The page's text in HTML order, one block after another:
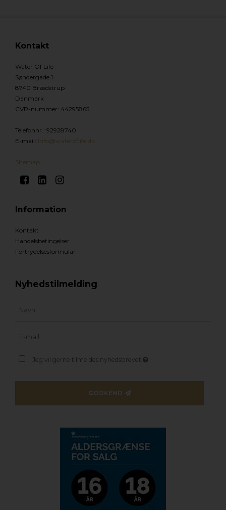
Kontakt
Water Of Life
Søndergade 1
8740 Brædstrup
Danmark
CVR-nummer: 44295865
Telefonnr. : 92928740
E-mail: Info@wateroflife.dk
Sitemap
Information
Kontakt
Handelsbetingelser
Fortrydelsesformular
Nyhedstilmelding
Jeg vil gerne tilmeldes nyhedsbrevet
GODKEND